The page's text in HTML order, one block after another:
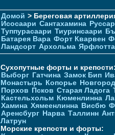
Домой > Береговая
Исосаари Сантахамина
Туппурасаари Тиуринсаари
Батарея Вара Форт Кварвен
Ландсорт Архольма Ярфлотта
Сухопутные форты и крепости:
Выборг Гатчина Замок Бип
Монастырь Копорье Новгород
Порхов Псков Старая Ладога
Кастельхольм Кюменлинна
Хамина Хямеенлинна Висбю
Аренсбург Нарва Таллинн
Латрун
Морские крепости и форты: